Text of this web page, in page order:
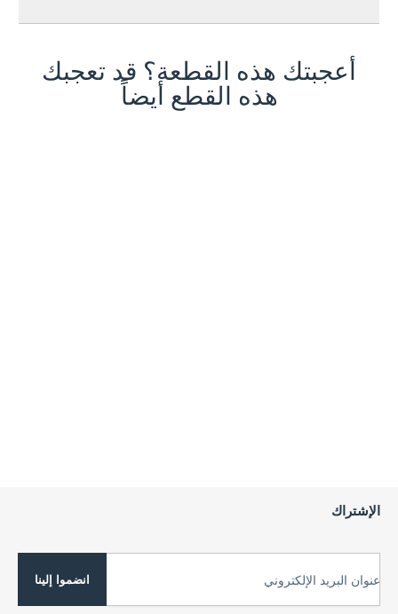
أعجبتك هذه القطعة؟ قد تعجبك
هذه القطع أيضاً
الإشتراك
عنوان البريد الإلكتروني انضموا إلينا